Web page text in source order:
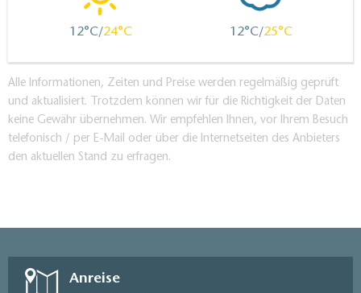
12 24 12 25
Alle Informationen, Zeiten und Preise werden regelmäßig geprüft
und aktualisiert. Trotzdem können wir für die Richtigkeit der Daten
keine Gewähr übernehmen. Wir empfehlen Ihnen, vor Ihrem Besuch
telefonisch / per E-Mail oder über die Internetseiten des Anbieters
den aktuellen Stand zu erfragen.
Anreise